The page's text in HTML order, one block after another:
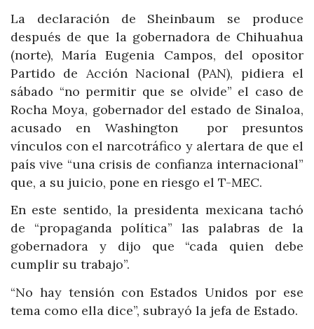
La declaración de Sheinbaum se produce
después de que la gobernadora de Chihuahua
(norte), María Eugenia Campos, del opositor
Partido de Acción Nacional (PAN), pidiera el
sábado “no permitir que se olvide” el caso de
Rocha Moya, gobernador del estado de Sinaloa,
acusado en Washington por presuntos
vínculos con el narcotráfico y alertara de que el
país vive “una crisis de confianza internacional”
que, a su juicio, pone en riesgo el T-MEC.
En este sentido, la presidenta mexicana tachó
de “propaganda política” las palabras de la
gobernadora y dijo que “cada quien debe
cumplir su trabajo”.
“No hay tensión con Estados Unidos por ese
tema como ella dice”, subrayó la jefa de Estado.